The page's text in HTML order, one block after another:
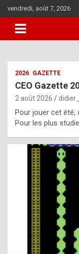
to
content
vendredi, août 7, 2026
2026 GAZETTE
CEO Gazette
2 août 2026
Pour jouer cet été,
Pour les plus